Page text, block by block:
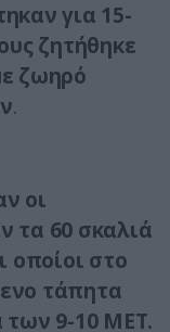
για 15-
ζητήθηκε
ζωηρό
.
οι
τα 60 σκαλιά
οποίοι στο
τάπητα
των 9-10 MET.